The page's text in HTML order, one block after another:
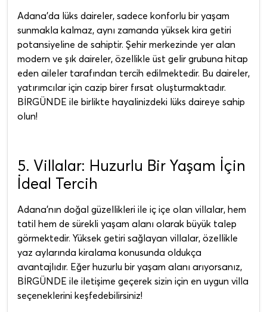
Adana'da lüks daireler, sadece konforlu bir yaşam
sunmakla kalmaz, aynı zamanda yüksek kira getiri
potansiyeline de sahiptir. Şehir merkezinde yer alan
modern ve şık daireler, özellikle üst gelir grubuna hitap
eden aileler tarafından tercih edilmektedir. Bu daireler,
yatırımcılar için cazip birer fırsat oluşturmaktadır.
BİRGÜNDE ile birlikte hayalinizdeki lüks daireye sahip
olun!
5. Villalar: Huzurlu Bir Yaşam İçin
İdeal Tercih
Adana'nın doğal güzellikleri ile iç içe olan villalar, hem
tatil hem de sürekli yaşam alanı olarak büyük talep
görmektedir. Yüksek getiri sağlayan villalar, özellikle
yaz aylarında kiralama konusunda oldukça
avantajlıdır. Eğer huzurlu bir yaşam alanı arıyorsanız,
BİRGÜNDE ile iletişime geçerek sizin için en uygun villa
seçeneklerini keşfedebilirsiniz!